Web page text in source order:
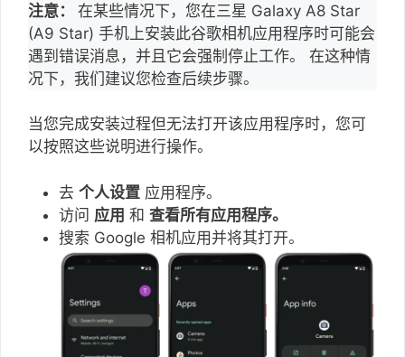
注意： 在某些情况下，您在三星 Galaxy A8 Star
(A9 Star) 手机上安装此谷歌相机应用程序时可能会
遇到错误消息，并且它会强制停止工作。 在这种情
况下，我们建议您检查后续步骤。
当您完成安装过程但无法打开该应用程序时，您可
以按照这些说明进行操作。
去 个人设置 应用程序。
访问 应用 和 查看所有应用程序。
搜索 Google 相机应用并将其打开。